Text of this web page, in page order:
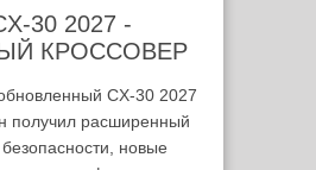
30 2027 -
КРОССОВЕР
CX-30 2027
получил расширенный
новые